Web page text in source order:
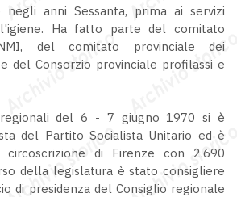
negli anni Sessanta, prima ai servizi
Ha fatto parte del comitato
del comitato provinciale dei
del Consorzio provinciale profilassi e
del 6 - 7 giugno 1970 si è
del Partito Socialista Unitario ed è
di Firenze con 2.690
della legislatura è stato consigliere
di presidenza del Consiglio regionale